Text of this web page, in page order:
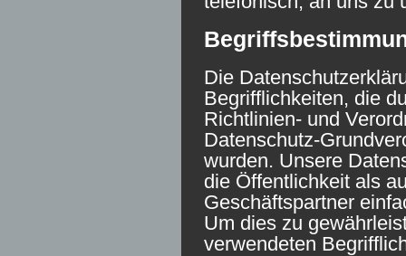
Die
Begrifflichkeiten, die
Richtlinien- und
Datenschutz-
wurden. Unsere
die Öffentlichkeit als
Geschäftspartner
Um dies zu
verwendeten